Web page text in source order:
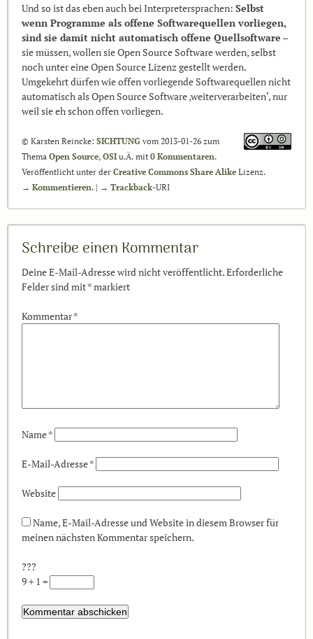
Und so ist das eben auch bei Interpretersprachen: Selbst
wenn Programme als offene Softwarequellen vorliegen,
sind sie damit nicht automatisch offene Quellsoftware –
sie müssen, wollen sie Open Source Software werden, selbst
noch unter eine Open Source Lizenz gestellt werden.
Umgekehrt dürfen wie offen vorliegende Softwarequellen nicht
automatisch als Open Source Software ‚weiterverarbeiten‘, nur
weil sie eh schon offen vorliegen.
© Karsten Reincke: SICHTUNGvom 2013-01-26 zum
Thema Open Source, OSIu.Ä. mit 0 Kommentaren.
Veröffentlicht unter der Creative Commons Share AlikeLizenz.
→ Kommentieren. | → Trackback-URI
Schreibe einen Kommentar
Deine E-Mail-Adresse wird nicht veröffentlicht.Erforderliche
Felder sind mit*markiert
Kommentar*
Name*
E-Mail-Adresse*
Website
Name, E-Mail-Adresse und Website in diesem Browser für
meinen nächsten Kommentar speichern.
???
9 + 1 =